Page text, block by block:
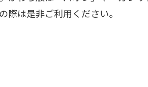
は是非ご利用ください。